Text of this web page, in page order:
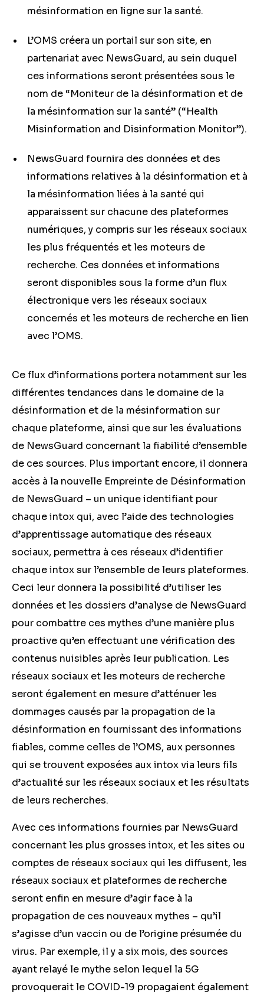
mésinformation en ligne sur la santé.
L’OMS créera un portail sur son site, en
partenariat avec NewsGuard, au sein duquel
ces informations seront présentées sous le
nom de “Moniteur de la désinformation et de
la mésinformation sur la santé” (“Health
Misinformation and Disinformation Monitor”).
NewsGuard fournira des données et des
informations relatives à la désinformation et à
la mésinformation liées à la santé qui
apparaissent sur chacune des plateformes
numériques, y compris sur les réseaux sociaux
les plus fréquentés et les moteurs de
recherche. Ces données et informations
seront disponibles sous la forme d’un flux
électronique vers les réseaux sociaux
concernés et les moteurs de recherche en lien
avec l’OMS.
Ce flux d’informations portera notamment sur les
différentes tendances dans le domaine de la
désinformation et de la mésinformation sur
chaque plateforme, ainsi que sur les évaluations
de NewsGuard concernant la fiabilité d’ensemble
de ces sources. Plus important encore, il donnera
accès à la nouvelle Empreinte de Désinformation
de NewsGuard – un unique identifiant pour
chaque intox qui, avec l’aide des technologies
d’apprentissage automatique des réseaux
sociaux, permettra à ces réseaux d’identifier
chaque intox sur l’ensemble de leurs plateformes.
Ceci leur donnera la possibilité d’utiliser les
données et les dossiers d’analyse de NewsGuard
pour combattre ces mythes d’une manière plus
proactive qu’en effectuant une vérification des
contenus nuisibles après leur publication. Les
réseaux sociaux et les moteurs de recherche
seront également en mesure d’atténuer les
dommages causés par la propagation de la
désinformation en fournissant des informations
fiables, comme celles de l’OMS, aux personnes
qui se trouvent exposées aux intox via leurs fils
d’actualité sur les réseaux sociaux et les résultats
de leurs recherches.
Avec ces informations fournies par NewsGuard
concernant les plus grosses intox, et les sites ou
comptes de réseaux sociaux qui les diffusent, les
réseaux sociaux et plateformes de recherche
seront enfin en mesure d’agir face à la
propagation de ces nouveaux mythes – qu’il
s’agisse d’un vaccin ou de l’origine présumée du
virus. Par exemple, il y a six mois, des sources
ayant relayé le mythe selon lequel la 5G
provoquerait le COVID-19 propagaient également